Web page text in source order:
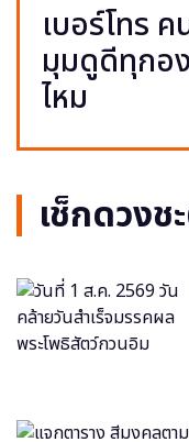
เบอร์โทร
มุมดูดีทุกอ
ไหม
เช็กดวงช